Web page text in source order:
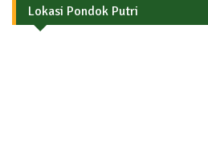
Lokasi Pondok Putri